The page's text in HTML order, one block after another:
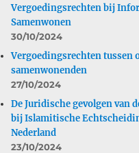
Vergoedingsrechten bij
Samenwonen
30/10/2024
Vergoedingsrechten tussen
samenwonenden
27/10/2024
De Juridische gevolgen van
bij Islamitische
Nederland
23/10/2024